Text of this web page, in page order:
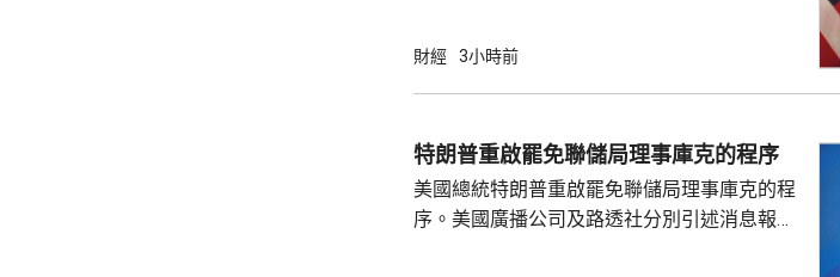
什和特朗普長期以來關係非常密切，一直會討
見，令外界質疑特朗普可能試圖影響聯儲局決
策。不過日程顯示，沃什6月沒與特朗普通話
或會談，只是與財長貝森特進行三次早餐
會，...
財經 3小時前
特朗普重啟罷免聯儲局理事庫克的程序
美國總統特朗普重啟罷免聯儲局理事庫克的程
序。美國廣播公司及路透社分別引述消息報